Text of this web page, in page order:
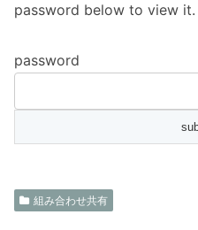
password below to view it.
password
組み合わせ共有